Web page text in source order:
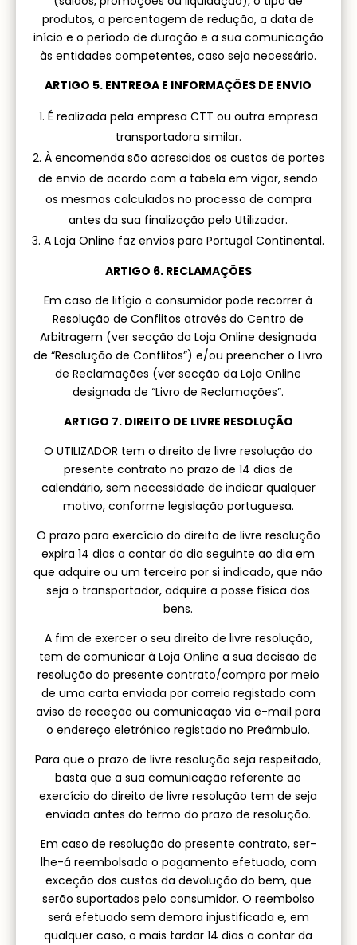
produtos, a percentagem de redução, a data de
início e o período de duração e a sua comunicação
às entidades competentes, caso seja necessário.
ARTIGO 5. ENTREGA E INFORMAÇÕES DE ENVIO
É realizada pela empresa CTT ou outra empresa
transportadora similar.
À encomenda são acrescidos os custos de portes
de envio de acordo com a tabela em vigor, sendo
os mesmos calculados no processo de compra
antes da sua finalização pelo Utilizador.
A Loja Online faz envios para Portugal Continental.
ARTIGO 6. RECLAMAÇÕES
Em caso de litígio o consumidor pode recorrer à
Resolução de Conflitos através do Centro de
Arbitragem (ver secção da Loja Online designada
de “Resolução de Conflitos”) e/ou preencher o Livro
de Reclamações (ver secção da Loja Online
designada de “Livro de Reclamações”.
ARTIGO 7. DIREITO DE LIVRE RESOLUÇÃO
O UTILIZADOR tem o direito de livre resolução do
presente contrato no prazo de 14 dias de
calendário, sem necessidade de indicar qualquer
motivo, conforme legislação portuguesa.
O prazo para exercício do direito de livre resolução
expira 14 dias a contar do dia seguinte ao dia em
que adquire ou um terceiro por si indicado, que não
seja o transportador, adquire a posse física dos
bens.
A fim de exercer o seu direito de livre resolução,
tem de comunicar à Loja Online a sua decisão de
resolução do presente contrato/compra por meio
de uma carta enviada por correio registado com
aviso de receção ou comunicação via e-mail para
o endereço eletrónico registado no Preâmbulo.
Para que o prazo de livre resolução seja respeitado,
basta que a sua comunicação referente ao
exercício do direito de livre resolução tem de seja
enviada antes do termo do prazo de resolução.
Em caso de resolução do presente contrato, ser-
lhe-á reembolsado o pagamento efetuado, com
exceção dos custos da devolução do bem, que
serão suportados pelo consumidor. O reembolso
será efetuado sem demora injustificada e, em
qualquer caso, o mais tardar 14 dias a contar da